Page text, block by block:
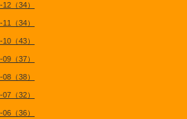
（34）
（34）
（43）
（37）
（38）
（32）
（36）